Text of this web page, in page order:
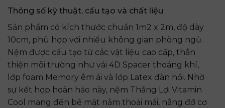
Thông số kỹ thuật, cấu tạo và chất liệu
Sản phẩm có kích thước chuẩn 1m2 x 2m, độ dày
10cm, phù hợp với nhiều không gian phòng ngủ.
Nệm được cấu tạo từ các vật liệu cao cấp, thân
thiện môi trường như vải 4D Spacer thoáng khí,
lớp foam Memory êm ái và lớp Latex đàn hồi. Nhờ
sự kết hợp hoàn hảo này, nệm Thắng Lợi Vitamin
Cool mang đến bề mặt nằm thoải mái, nâng đỡ cơ